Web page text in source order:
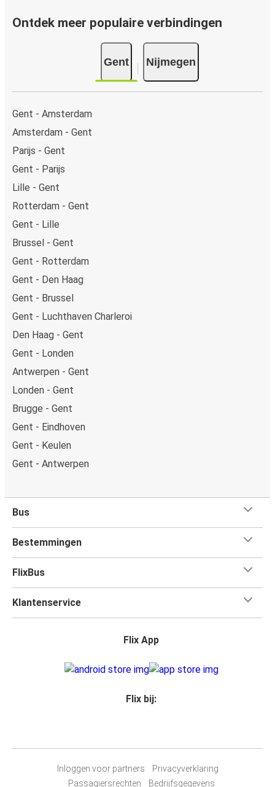
Club/JCB/Discover), PayPal en Ideal. Op de bus en in
onze verkooppunten kun je cash betalen.
Ontdek meer populaire verbindingen
Gent Nijmegen
Gent - Amsterdam
Amsterdam - Gent
Parijs - Gent
Gent - Parijs
Lille - Gent
Rotterdam - Gent
Gent - Lille
Brussel - Gent
Gent - Rotterdam
Gent - Den Haag
Gent - Brussel
Gent - Luchthaven Charleroi
Den Haag - Gent
Gent - Londen
Antwerpen - Gent
Londen - Gent
Brugge - Gent
Gent - Eindhoven
Gent - Keulen
Gent - Antwerpen
Bus
Bestemmingen
FlixBus
Klantenservice
Flix App
Flix bij:
Inloggen voor partners
Privacyverklaring
Passagiersrechten
Bedrijfsgegevens